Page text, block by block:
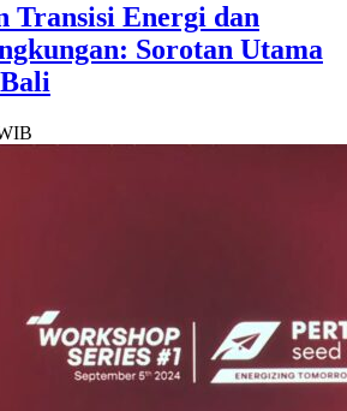
Transisi Energi dan
Sorotan Utama